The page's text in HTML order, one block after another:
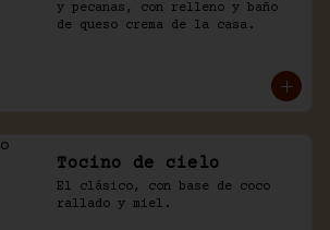
y pecanas, con relleno y baño
de queso crema de la casa.
Tocino de cielo
El clásico, con base de coco
rallado y miel.